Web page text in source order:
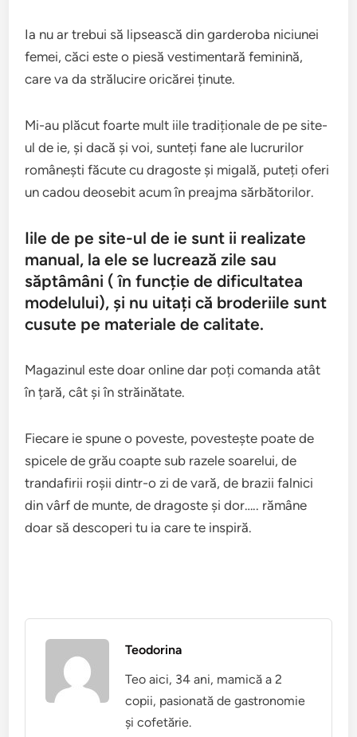
Ia nu ar trebui să lipsească din garderoba niciunei
femei, căci este o piesă vestimentară feminină,
care va da strălucire oricărei ținute.
Mi-au plăcut foarte mult iile tradiționale de pe site-
ul de ie, și dacă și voi, sunteți fane ale lucrurilor
românești făcute cu dragoste și migală, puteți oferi
un cadou deosebit acum în preajma sărbătorilor.
Iile de pe site-ul de ie sunt ii realizate
manual, la ele se lucrează zile sau
săptâmâni ( în funcție de dificultatea
modelului), și nu uitați că broderiile sunt
cusute pe materiale de calitate.
Magazinul este doar online dar poți comanda atât
în țară, cât și în străinătate.
Fiecare ie spune o poveste, povestește poate de
spicele de grău coapte sub razele soarelui, de
trandafirii roșii dintr-o zi de vară, de brazii falnici
din vârf de munte, de dragoste și dor….. rămâne
doar să descoperi tu ia care te inspiră.
Teodorina
Teo aici, 34 ani, mamică a 2
copii, pasionată de gastronomie
și cofetărie.